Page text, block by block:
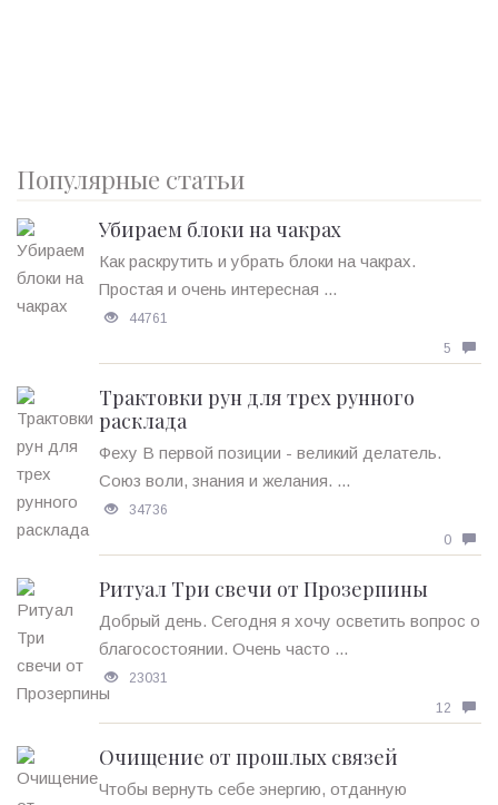
Популярные статьи
Убираем блоки на чакрах
Как раскрутить и убрать блоки на чакрах.
Простая и очень интересная ...
44761
5
Трактовки рун для трех рунного
расклада
Феху В первой позиции - великий делатель.
Союз воли, знания и желания. ...
34736
0
Ритуал Три свечи от Прозерпины
Добрый день. Сегодня я хочу осветить вопрос о
благосостоянии. Очень часто ...
23031
12
Очищение от прошлых связей
Чтобы вернуть себе энергию, отданную